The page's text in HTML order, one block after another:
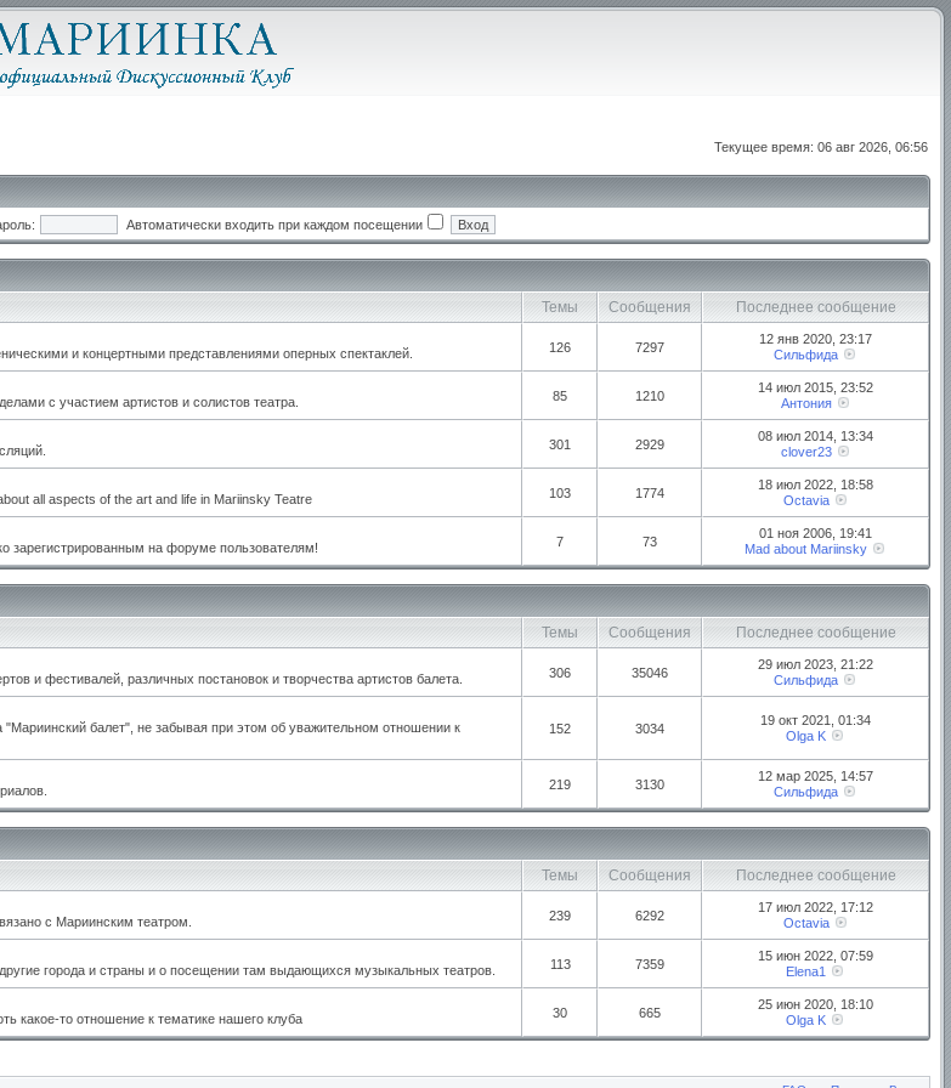
Текущее время: 06 авг 2026, 06:56
Автоматически входить при каждом посещении
Темы Сообщения
Последнее сообщение
и концертными представлениями оперных спектаклей. 126 7297
12 янв 2020, 23:17
Сильфида
с участием артистов и солистов театра. 85 1210
14 июл 2015, 23:52
Антония
301 2929
08 июл 2014, 13:34
clover23
all aspects of the art and life in Mariinsky Teatre 103 1774
18 июл 2022, 18:58
Octavia
зарегистрированным на форуме пользователям! 7 73
01 ноя 2006, 19:41
Mad about Mariinsky
Темы Сообщения
Последнее сообщение
и фестивалей, различных постановок и творчества артистов балета. 306 35046
29 июл 2023, 21:22
Сильфида
балет", не забывая при этом об уважительном отношении к
152 3034
19 окт 2021, 01:34
Olga K
219 3130
12 мар 2025, 14:57
Сильфида
Темы Сообщения
Последнее сообщение
с Мариинским театром. 239 6292
17 июл 2022, 17:12
Octavia
города и страны и о посещении там выдающихся музыкальных театров. 113 7359
15 июн 2022, 07:59
Elena1
какое-то отношение к тематике нашего клуба 30 665
25 июн 2020, 18:10
Olga K